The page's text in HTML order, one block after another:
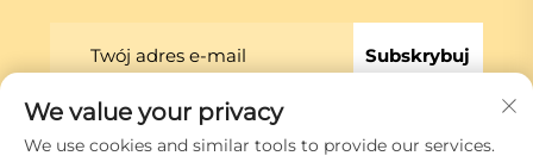
Subskrybuj
Prawa autorskie © Xiamen Globe Machine Co.,ltd.
We value your privacy
We use cookies and similar tools to provide our services.